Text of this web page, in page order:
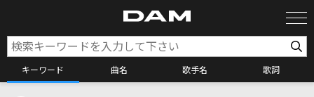
キーワード 曲名 歌手名 歌詞